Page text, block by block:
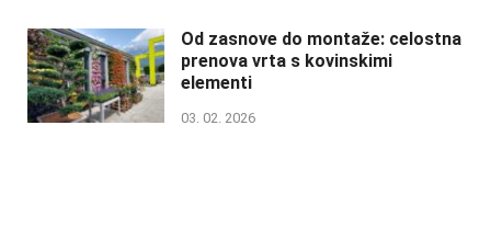
Od zasnove do montaže: celostna
prenova vrta s kovinskimi
elementi
03. 02. 2026